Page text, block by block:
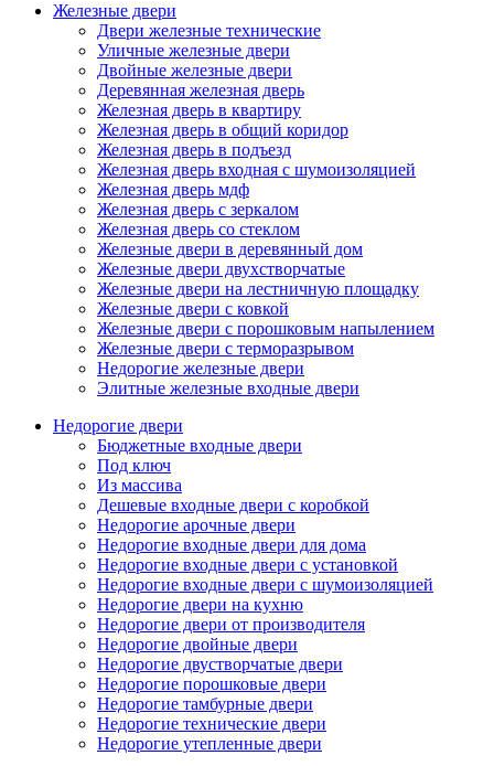
Железные двери
Двери железные технические
Уличные железные двери
Двойные железные двери
Деревянная железная дверь
Железная дверь в квартиру
Железная дверь в общий коридор
Железная дверь в подъезд
Железная дверь входная с шумоизоляцией
Железная дверь мдф
Железная дверь с зеркалом
Железная дверь со стеклом
Железные двери в деревянный дом
Железные двери двухстворчатые
Железные двери на лестничную площадку
Железные двери с ковкой
Железные двери с порошковым напылением
Железные двери с терморазрывом
Недорогие железные двери
Элитные железные входные двери
Недорогие двери
Бюджетные входные двери
Под ключ
Из массива
Дешевые входные двери с коробкой
Недорогие арочные двери
Недорогие входные двери для дома
Недорогие входные двери с установкой
Недорогие входные двери с шумоизоляцией
Недорогие двери на кухню
Недорогие двери от производителя
Недорогие двойные двери
Недорогие двустворчатые двери
Недорогие порошковые двери
Недорогие тамбурные двери
Недорогие технические двери
Недорогие утепленные двери